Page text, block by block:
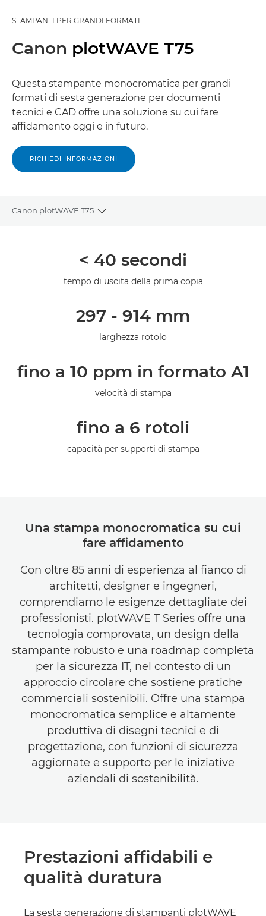
STAMPANTI PER GRANDI FORMATI
Canon plotWAVE T75
Questa stampante monocromatica per grandi
formati di sesta generazione per documenti
tecnici e CAD offre una soluzione su cui fare
affidamento oggi e in futuro.
RICHIEDI INFORMAZIONI
Canon plotWAVE T75
Toggle breadcrumbs
< 40 secondi
tempo di uscita della prima copia
297 - 914 mm
larghezza rotolo
fino a 10 ppm in formato A1
velocità di stampa
fino a 6 rotoli
capacità per supporti di stampa
Una stampa monocromatica su cui
fare affidamento
Con oltre 85 anni di esperienza al fianco di
architetti, designer e ingegneri,
comprendiamo le esigenze dettagliate dei
professionisti. plotWAVE T Series offre una
tecnologia comprovata, un design della
stampante robusto e una roadmap completa
per la sicurezza IT, nel contesto di un
approccio circolare che sostiene pratiche
commerciali sostenibili. Offre una stampa
monocromatica semplice e altamente
produttiva di disegni tecnici e di
progettazione, con funzioni di sicurezza
aggiornate e supporto per le iniziative
aziendali di sostenibilità.
Prestazioni affidabili e
qualità duratura
La sesta generazione di stampanti plotWAVE